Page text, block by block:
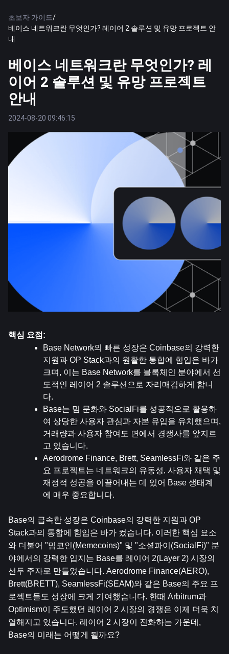
초보자 가이드/
베이스 네트워크란 무엇인가? 레이어 2 솔루션 및 유망 프로젝트 안
내
베이스 네트워크란 무엇인가? 레
이어 2 솔루션 및 유망 프로젝트
안내
2024-08-20 09:46:15
핵심 요점:
Base Network의 빠른 성장은 Coinbase의 강력한
지원과 OP Stack과의 원활한 통합에 힘입은 바가
크며, 이는 Base Network를 블록체인 분야에서 선
도적인 레이어 2 솔루션으로 자리매김하게 합니
다.
Base는 밈 문화와 SocialFi를 성공적으로 활용하
여 상당한 사용자 관심과 자본 유입을 유치했으며,
거래량과 사용자 참여도 면에서 경쟁사를 앞지르
고 있습니다.
Aerodrome Finance, Brett, SeamlessFi와 같은 주
요 프로젝트는 네트워크의 유동성, 사용자 채택 및
재정적 성공을 이끌어내는 데 있어 Base 생태계
에 매우 중요합니다.
Base의 급속한 성장은 Coinbase의 강력한 지원과 OP
Stack과의 통합에 힘입은 바가 컸습니다. 이러한 핵심 요소
와 더불어 "밈코인(Memecoins)" 및 "소셜파이(SocialFi)" 분
야에서의 강력한 입지는 Base를 레이어 2(Layer 2) 시장의
선두 주자로 만들었습니다. Aerodrome Finance(AERO),
Brett(BRETT), SeamlessFi(SEAM)와 같은 Base의 주요 프
로젝트들도 성장에 크게 기여했습니다. 한때 Arbitrum과
Optimism이 주도했던 레이어 2 시장의 경쟁은 이제 더욱 치
열해지고 있습니다. 레이어 2 시장이 진화하는 가운데,
Base의 미래는 어떻게 될까요?